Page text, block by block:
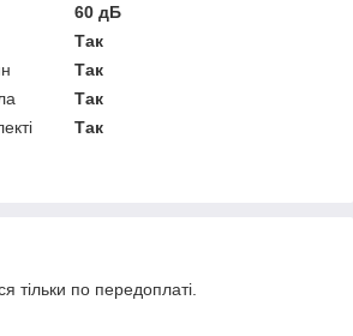
60 дБ
Так
Так
Так
Так
тільки по передоплаті.